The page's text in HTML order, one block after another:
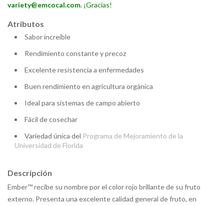
variety@emcocal.com. ¡Gracias!
Atributos
Sabor increíble
Rendimiento constante y precoz
Excelente resistencia a enfermedades
Buen rendimiento en agricultura orgánica
Ideal para sistemas de campo abierto
Fácil de cosechar
Variedad única del Programa de Mejoramiento de la
Universidad de Florida
Descripción
Ember™ recibe su nombre por el color rojo brillante de su fruto
externo. Presenta una excelente calidad general de fruto, en